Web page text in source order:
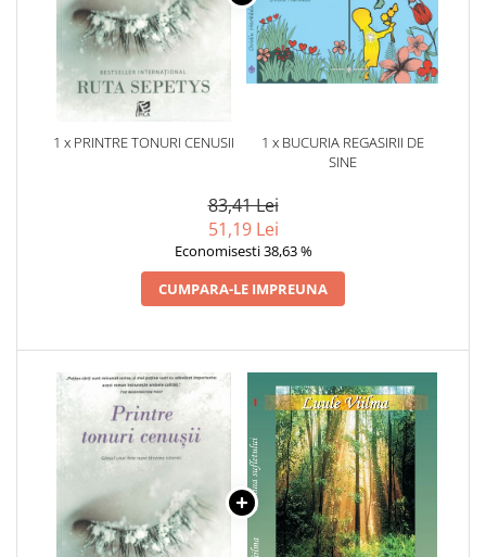
1 x PRINTRE TONURI CENUSII
1 x BUCURIA REGASIRII DE
SINE
83,41 Lei
51,19 Lei
Economisesti 38,63 %
CUMPARA-LE IMPREUNA